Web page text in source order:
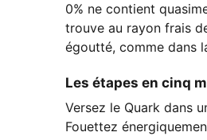
0% ne contient
trouve au rayon frais
égoutté, comme dans
Les étapes en cinq
Versez le Quark dans
Fouettez